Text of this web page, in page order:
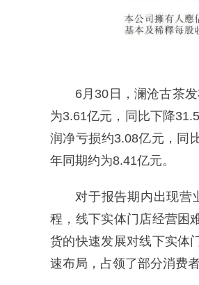
6月30日，澜沧古茶
为3.61亿元，同比下降
润净亏损约3.08亿元，同
年同期约为8.41亿元。
对于报告期内出现营
程，线下实体门店经营困
货的快速发展对线下实体
速布局，占领了部分消费